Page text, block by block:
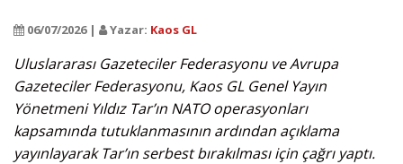
06/07/2026 | Yazar: Kaos GL
Uluslararası Gazeteciler Federasyonu ve Avrupa
Gazeteciler Federasyonu, Kaos GL Genel Yayın
Yönetmeni Yıldız Tar’ın NATO operasyonları
kapsamında tutuklanmasının ardından açıklama
yayınlayarak Tar’ın serbest bırakılması için çağrı yaptı.